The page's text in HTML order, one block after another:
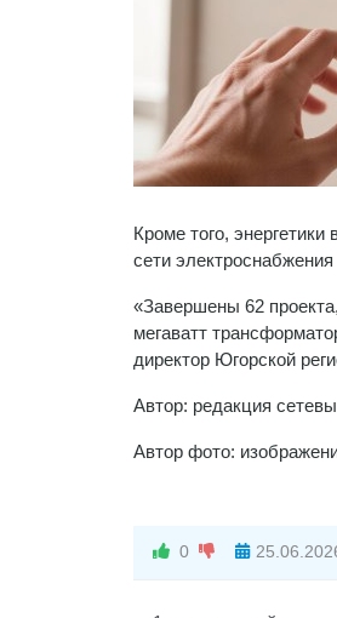
Кроме того,
сети
«Завершены 62
мегаватт
директор Югорской
Автор: редакция
Автор фото:
0